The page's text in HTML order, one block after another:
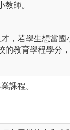
師。
，若學生想當國
的教育學程學分
課程。